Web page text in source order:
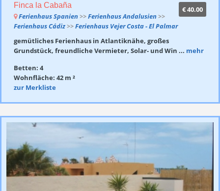
€ 40.00
Finca la Cabaña
Ferienhaus Spanien >>Ferienhaus Andalusien >>
Ferienhaus Cádiz>>Ferienhaus Vejer Costa - El Palmar
gemütliches Ferienhaus in Atlantiknähe, großes
Grundstück, freundliche Vermieter, Solar- und Win ... mehr
Betten: 4
Wohnfläche: 42 m ²
zur Merkliste